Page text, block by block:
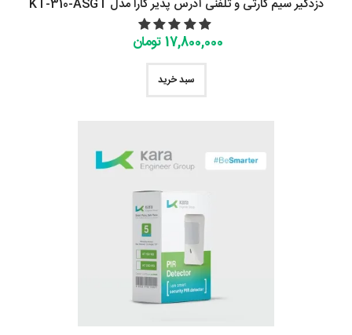
دزدگیر سیم کارتی و تلفنی آدرس پذیر کارا مدل KT-310-ASGT
17,800,000 تومان
سبد خرید